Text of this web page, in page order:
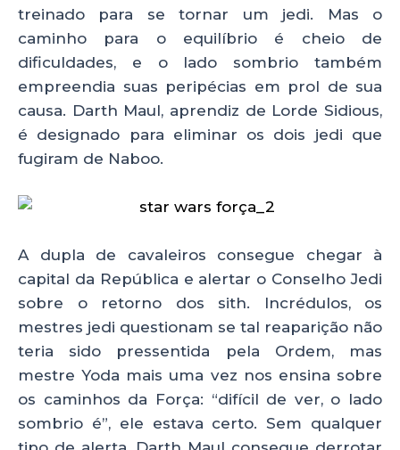
treinado para se tornar um jedi. Mas o
caminho para o equilíbrio é cheio de
dificuldades, e o lado sombrio também
empreendia suas peripécias em prol de sua
causa. Darth Maul, aprendiz de Lorde Sidious,
é designado para eliminar os dois jedi que
fugiram de Naboo.
A dupla de cavaleiros consegue chegar à
capital da República e alertar o Conselho Jedi
sobre o retorno dos sith. Incrédulos, os
mestres jedi questionam se tal reaparição não
teria sido pressentida pela Ordem, mas
mestre Yoda mais uma vez nos ensina sobre
os caminhos da Força: “difícil de ver, o lado
sombrio é”, ele estava certo. Sem qualquer